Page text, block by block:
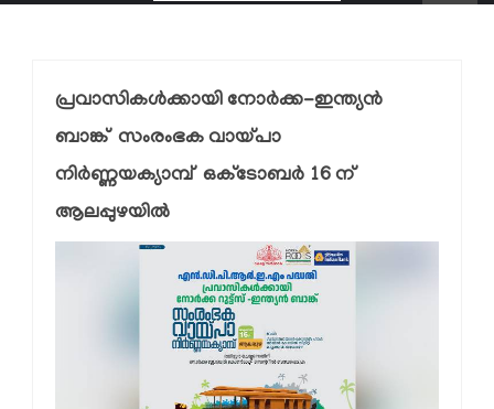
പ്രവാസികള്‍ക്കായി നോർക്ക-ഇന്ത്യന്‍
ബാങ്ക് സംരംഭക വായ്പാ
നിര്‍ണ്ണയക്യാമ്പ് ഒക്ടോബര്‍ 16 ന്
ആലപ്പുഴയില്‍